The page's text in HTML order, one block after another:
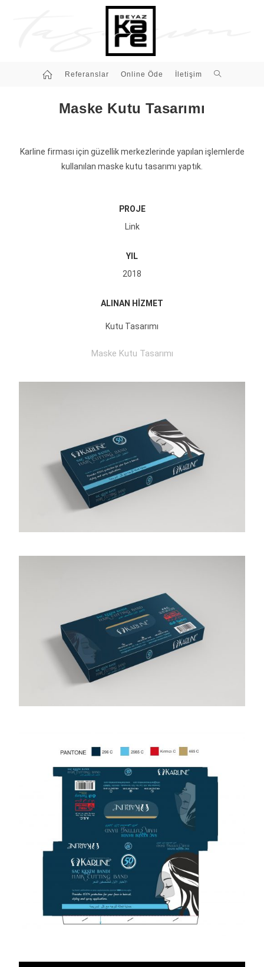
Referanslar Online Öde İletişim
Maske Kutu Tasarımı
Karline firması için güzellik merkezlerinde yapılan işlemlerde
kullanılan maske kutu tasarımı yaptık.
PROJE
Link
YIL
2018
ALINAN HİZMET
Kutu Tasarımı
Maske Kutu Tasarımı